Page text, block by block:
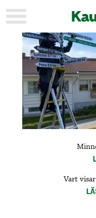
KAUPUNKI
AJANKOHTAISTA
URHEILU
KULTTUURI
HISTORIA
YLEINEN
Vart